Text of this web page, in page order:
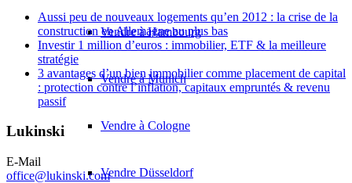
Vendre à Hambourg
Vendre à Munich
Vendre à Cologne
Vendre Düsseldorf
Aussi peu de nouveaux logements qu’en 2012 : la crise de la
construction en Allemagne au plus bas
Investir 1 million d’euros : immobilier, ETF & la meilleure
stratégie
3 avantages d’un bien immobilier comme placement de capital
: protection contre l’inflation, capitaux empruntés & revenu
passif
Lukinski
E-Mail
office@lukinski.com